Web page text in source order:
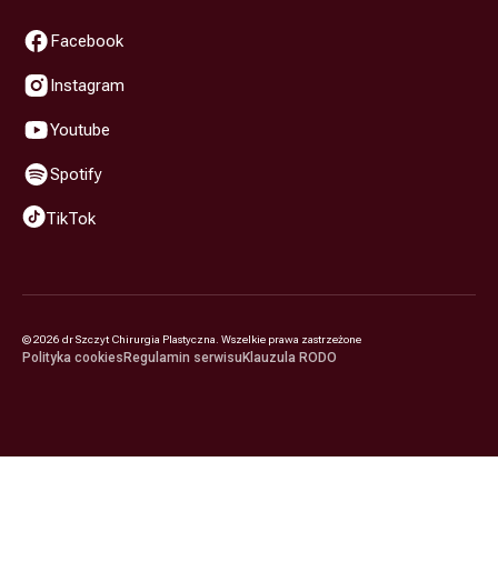
Facebook
Instagram
Youtube
Spotify
TikTok
©2026 dr Szczyt Chirurgia Plastyczna. Wszelkie prawa zastrzeżone
Polityka cookies Regulamin serwisu Klauzula RODO